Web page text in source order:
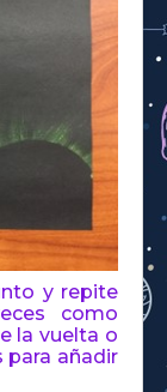
y repite
como
la vuelta o
para añadir